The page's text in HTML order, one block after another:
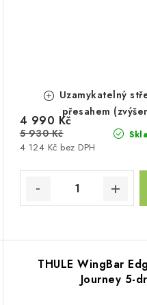
Uzamykatelný
přesahem
4 124 Kč bez DPH
4 990 Kč
5 930 Kč
THULE WingBar
Journey 5-